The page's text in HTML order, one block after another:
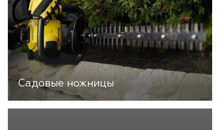
Садовые ножницы